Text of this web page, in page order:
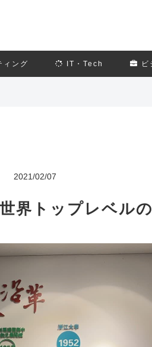
ィング IT・Tech ビ
2021/02/07
界トップレベル